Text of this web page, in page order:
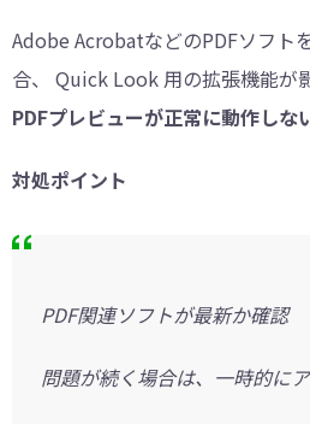
Adobe AcrobatなどのPDFソフト
合、 Quick Look 用の拡張機能が
PDFプレビューが正常に動作しな
対処ポイント
PDF関連ソフトが最新か確認
問題が続く場合は、一時的に